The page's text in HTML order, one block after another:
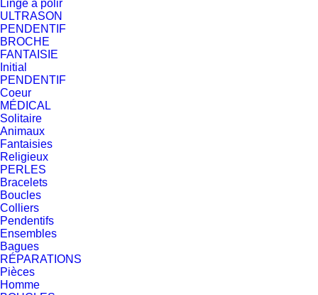
Linge à polir
ULTRASON
PENDENTIF
BROCHE
FANTAISIE
Initial
PENDENTIF
Coeur
MÉDICAL
Solitaire
Animaux
Fantaisies
Religieux
PERLES
Bracelets
Boucles
Colliers
Pendentifs
Ensembles
Bagues
RÉPARATIONS
Pièces
Homme